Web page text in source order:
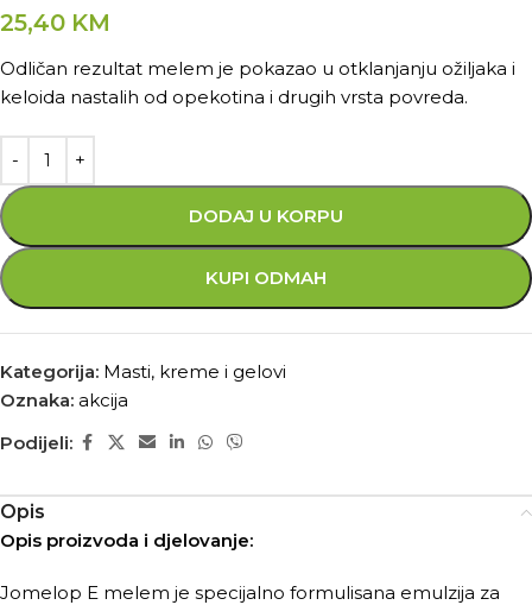
25,40 KM
Odličan rezultat melem je pokazao u otklanjanju ožiljaka i
keloida nastalih od opekotina i drugih vrsta povreda.
DODAJ U KORPU
KUPI ODMAH
Kategorija: Masti, kreme i gelovi
Oznaka: akcija
Podijeli:
Opis
Opis proizvoda i djelovanje:
Jomelop E melem je specijalno formulisana emulzija za